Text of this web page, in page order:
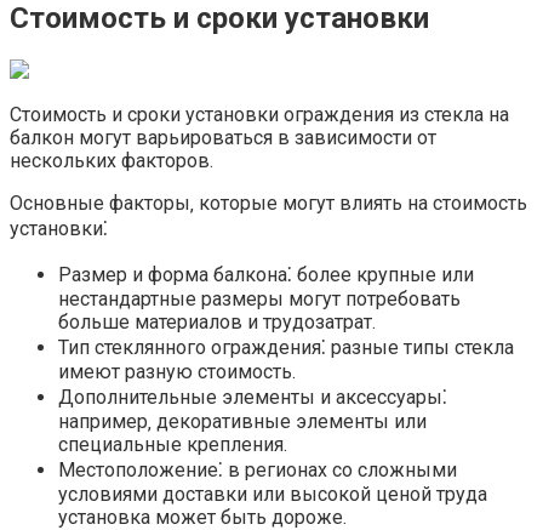
Стоимость и сроки установки
Стоимость и сроки установки ограждения из стекла на
балкон могут варьироваться в зависимости от
нескольких факторов.​
Основные факторы‚ которые могут влиять на стоимость
установки⁚
Размер и форма балкона⁚ более крупные или
нестандартные размеры могут потребовать
больше материалов и трудозатрат.​
Тип стеклянного ограждения⁚ разные типы стекла
имеют разную стоимость.​
Дополнительные элементы и аксессуары⁚
например‚ декоративные элементы или
специальные крепления.​
Местоположение⁚ в регионах со сложными
условиями доставки или высокой ценой труда
установка может быть дороже.​